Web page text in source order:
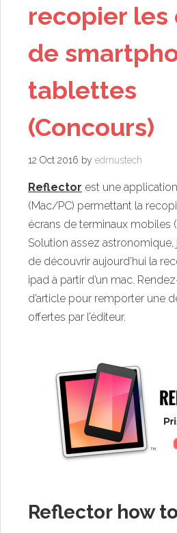
recopier les
de
tablettes
(Concours)
12 Oct 2016 by edmustech
Reflector est une
(Mac/PC) permettant la
écrans de terminaux mobiles
Solution assez
de découvrir aujourd’hui la
ipad à partir d’un mac.
d’article pour remporter une
offertes par l’éditeur.
Reflector how